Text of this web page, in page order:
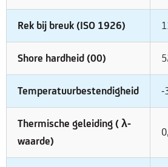
Rek bij breuk (ISO 1926)
Shore hardheid (00)
Temperatuurbestendigheid -
Thermische geleiding ( λ-
waarde)